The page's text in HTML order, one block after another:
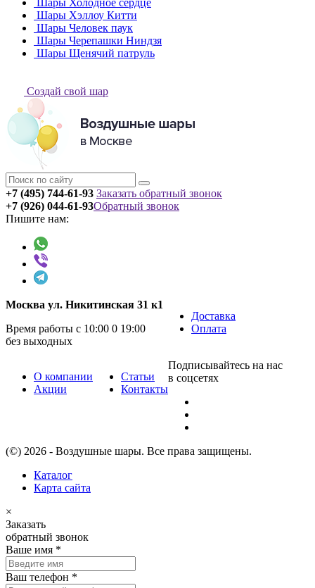
Шары Хэллоу Китти
Шары Человек паук
Шары Черепашки Ниндзя
Шары Щенячий патруль
Создай свой шар
+7 (495) 744-61-93 Заказать обратный звонок
+7 (926) 044-61-93
Пишите нам:
Обратный звонок
Москва ул. Никитинская 31 к1
Время работы с 10:00 0 19:00
без выходных
Доставка
Оплата
О компании
Акции
Статьи
Контакты
Подписывайтесь на нас
в соцсетях
(©) 2026 - Воздушные шары. Все права защищены.
Каталог
Карта сайта
×
Заказать
обратный звонок
Ваше имя *
Ваш телефон *